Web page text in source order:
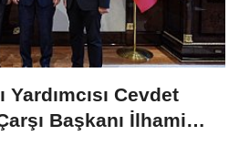
Cevdet
Başkanı İlhami